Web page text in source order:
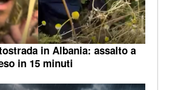
in Albania: assalto a
in 15 minuti